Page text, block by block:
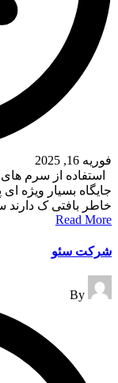
فوریه 16, 2025
استفاده از سرم های
جایگاه بسیار ویژه
خاطر بافتی ک دارند
Read More
شرکت سئو
Posted
by
By